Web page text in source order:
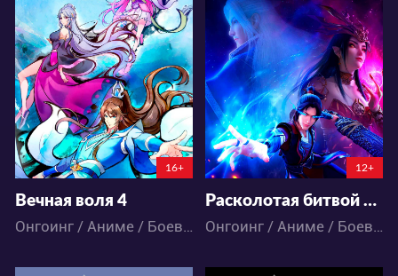
20951
11 8
5:1:52:31
16+
Вечная воля 4
Онгоинг / Аниме / Боевые искусства / Исторический / Приключения / Фэнтези / Экшен
338386
286 749
36:0:33:31
12+
Расколотая битвой синева небес 5
Онгоинг / Аниме / Боевые искусства / Приключения / Экшен